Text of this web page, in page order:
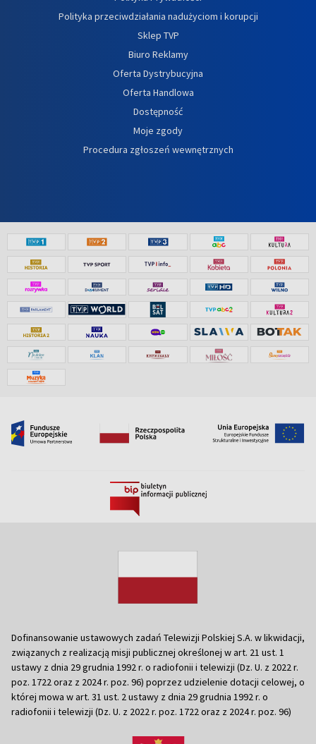
Polityka przeciwdziałania nadużyciom i korupcji
Sklep TVP
Biuro Reklamy
Oferta Dystrybucyjna
Oferta Handlowa
Dostępność
Moje zgody
Procedura zgłoszeń wewnętrznych
Dofinansowanie ustawowych zadań Telewizji Polskiej S.A. w likwidacji,
związanych z realizacją misji publicznej określonej w art. 21 ust. 1
ustawy z dnia 29 grudnia 1992 r. o radiofonii i telewizji (Dz. U. z 2022 r.
poz. 1722 oraz z 2024 r. poz. 96) poprzez udzielenie dotacji celowej, o
której mowa w art. 31 ust. 2 ustawy z dnia 29 grudnia 1992 r. o
radiofonii i telewizji (Dz. U. z 2022 r. poz. 1722 oraz z 2024 r. poz. 96)